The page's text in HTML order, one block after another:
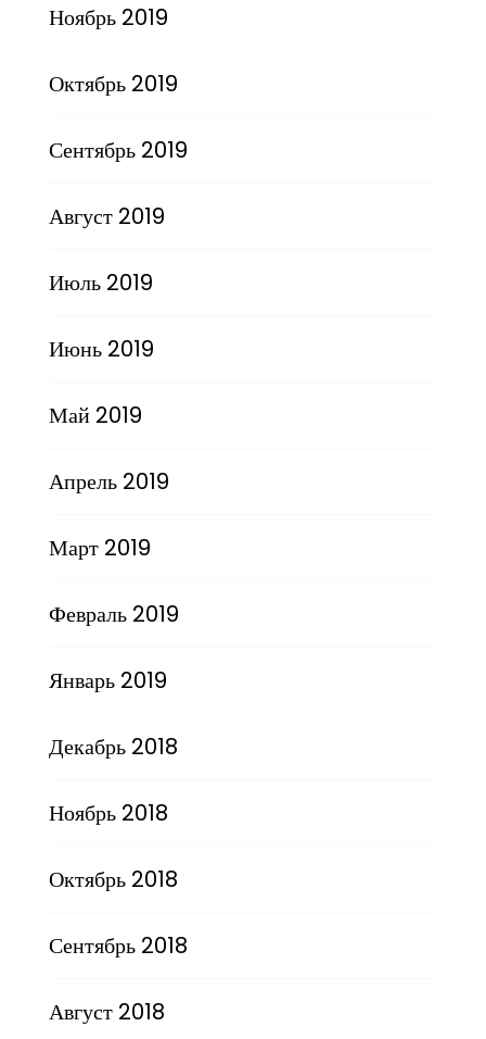
Ноябрь 2019
Октябрь 2019
Сентябрь 2019
Август 2019
Июль 2019
Июнь 2019
Май 2019
Апрель 2019
Март 2019
Февраль 2019
Январь 2019
Декабрь 2018
Ноябрь 2018
Октябрь 2018
Сентябрь 2018
Август 2018